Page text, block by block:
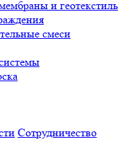
и геотекстиль
смеси
Сотрудничество